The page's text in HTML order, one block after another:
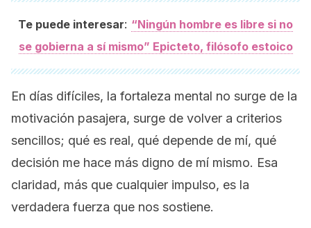
Te puede interesar: “Ningún hombre es libre si no
se gobierna a sí mismo” Epicteto, filósofo estoico
En días difíciles, la fortaleza mental no surge de la
motivación pasajera, surge de volver a criterios
sencillos; qué es real, qué depende de mí, qué
decisión me hace más digno de mí mismo. Esa
claridad, más que cualquier impulso, es la
verdadera fuerza que nos sostiene.